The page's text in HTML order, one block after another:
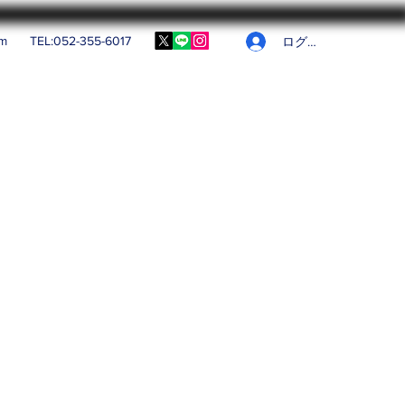
TEL:052-355-6017 ログイン